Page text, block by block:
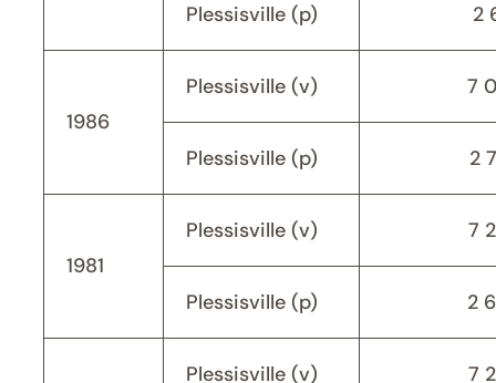
Plessisville (p) 2
1986
Plessisville (v) 7
Plessisville (p) 2
1981
Plessisville (v) 7
Plessisville (p) 2
Plessisville (v) 7